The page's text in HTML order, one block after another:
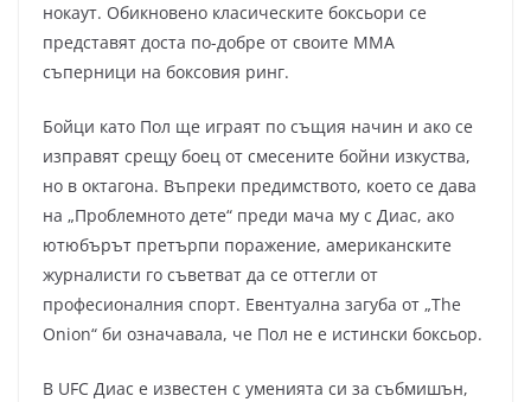
нокаут. Обикновено класическите боксьори се
представят доста по-добре от своите ММА
съперници на боксовия ринг.
Бойци като Пол ще играят по същия начин и ако се
изправят срещу боец от смесените бойни изкуства,
но в октагона. Въпреки предимството, което се дава
на „Проблемното дете“ преди мача му с Диас, ако
ютюбърът претърпи поражение, американските
журналисти го съветват да се оттегли от
професионалния спорт. Евентуална загуба от „The
Onion“ би означавала, че Пол не е истински боксьор.
В UFC Диас е известен с уменията си за събмишън,